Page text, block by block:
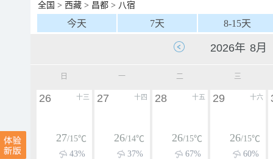
全国 > 西藏 > 昌都 > 八宿
今天 7天 8-15天
日 一 二 三
十三
26
27/15℃
43%
十四
27
26/14℃
37%
十五
28
26/15℃
67%
十六
29
26/15℃
60%